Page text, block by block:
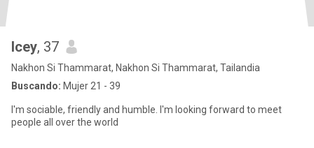
Icey, 37
Nakhon Si Thammarat, Nakhon Si Thammarat, Tailandia
Buscando: Mujer 21 - 39
I'm sociable, friendly and humble. I'm looking forward to meet
people all over the world